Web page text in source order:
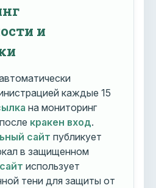
и
каждые 15
на мониторинг
кракен вход.
сайт публикует
в защищенном
использует
тени для защиты от